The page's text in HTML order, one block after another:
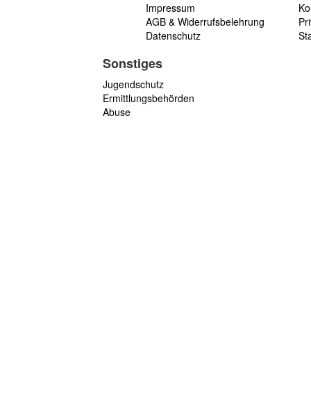
Impressum
AGB & Widerrufsbelehrung
Datenschutz
Sonstiges
Jugendschutz
Ermittlungsbehörden
Abuse